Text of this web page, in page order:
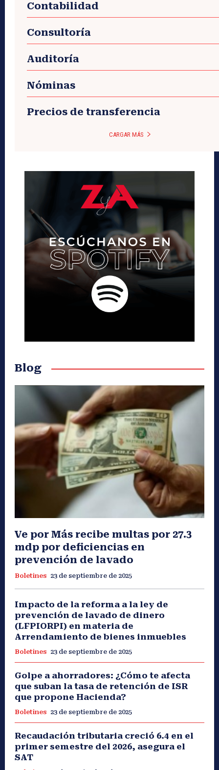
Contabilidad
Consultoría
Auditoría
Nóminas
Precios de transferencia
CARGAR MÁS
Blog
Ve por Más recibe multas por 27.3
mdp por deficiencias en
prevención de lavado
Boletines 23 de septiembre de 2025
Impacto de la reforma a la ley de
prevención de lavado de dinero
(LFPIORPI) en materia de
Arrendamiento de bienes inmuebles
Boletines 23 de septiembre de 2025
Golpe a ahorradores: ¿Cómo te afecta
que suban la tasa de retención de ISR
que propone Hacienda?
Boletines 23 de septiembre de 2025
Recaudación tributaria creció 6.4 en el
primer semestre del 2026, asegura el
SAT